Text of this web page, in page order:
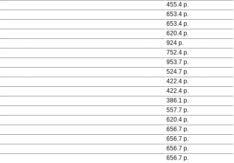
455.4 р.
653.4 р.
653.4 р.
620.4 р.
924 р.
752.4 р.
953.7 р.
524.7 р.
422.4 р.
422.4 р.
386.1 р.
557.7 р.
620.4 р.
656.7 р.
656.7 р.
656.7 р.
656.7 р.